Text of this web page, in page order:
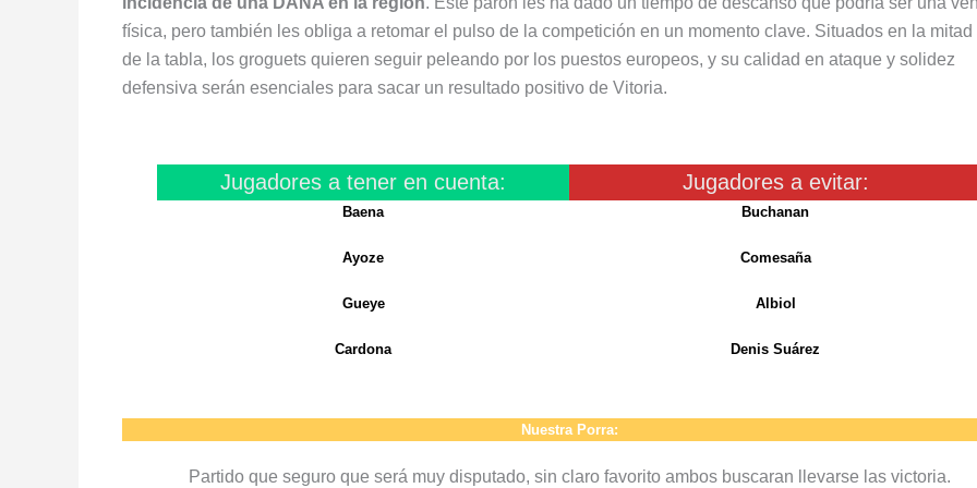
física, pero también les obliga a retomar el pulso de la competición en un momento clave. Situados en la mitad
de la tabla, los groguets quieren seguir peleando por los puestos europeos, y su calidad en ataque y solidez
defensiva serán esenciales para sacar un resultado positivo de Vitoria.
Jugadores a tener en cuenta:
Baena
Ayoze
Gueye
Cardona
Jugadores a evitar:
Buchanan
Comesaña
Albiol
Denis Suárez
Nuestra Porra:
Partido que seguro que será muy disputado, sin claro favorito ambos buscaran llevarse las victoria.